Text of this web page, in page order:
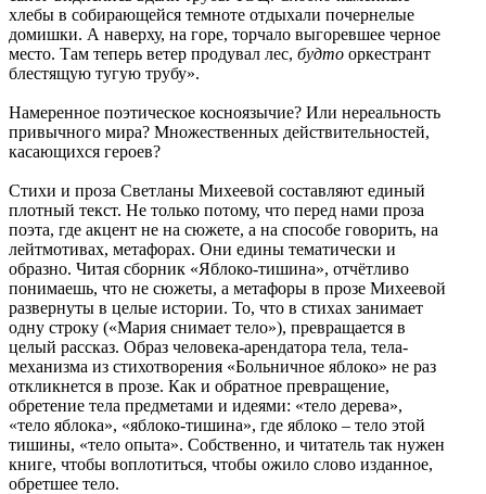
хлебы в собирающейся темноте отдыхали почернелые
домишки. А наверху, на горе, торчало выгоревшее черное
место. Там теперь ветер продувал лес, будто оркестрант
блестящую тугую трубу».
Намеренное поэтическое косноязычие? Или нереальность
привычного мира? Множественных действительностей,
касающихся героев?
Стихи и проза Светланы Михеевой составляют единый
плотный текст. Не только потому, что перед нами проза
поэта, где акцент не на сюжете, а на способе говорить, на
лейтмотивах, метафорах. Они едины тематически и
образно. Читая сборник «Яблоко-тишина», отчётливо
понимаешь, что не сюжеты, а метафоры в прозе Михеевой
развернуты в целые истории. То, что в стихах занимает
одну строку («Мария снимает тело»), превращается в
целый рассказ. Образ человека-арендатора тела, тела-
механизма из стихотворения «Больничное яблоко» не раз
откликнется в прозе. Как и обратное превращение,
обретение тела предметами и идеями: «тело дерева»,
«тело яблока», «яблоко-тишина», где яблоко – тело этой
тишины, «тело опыта». Собственно, и читатель так нужен
книге, чтобы воплотиться, чтобы ожило слово изданное,
обретшее тело.